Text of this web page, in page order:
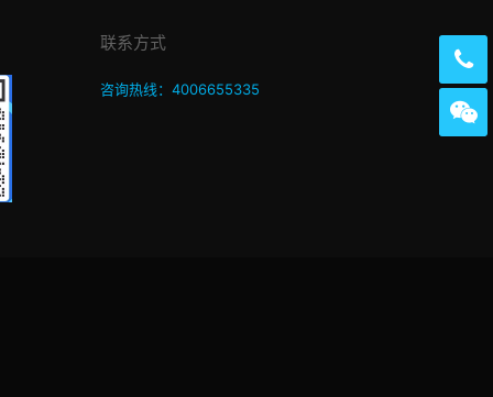
联系方式
咨询热线：4006655335